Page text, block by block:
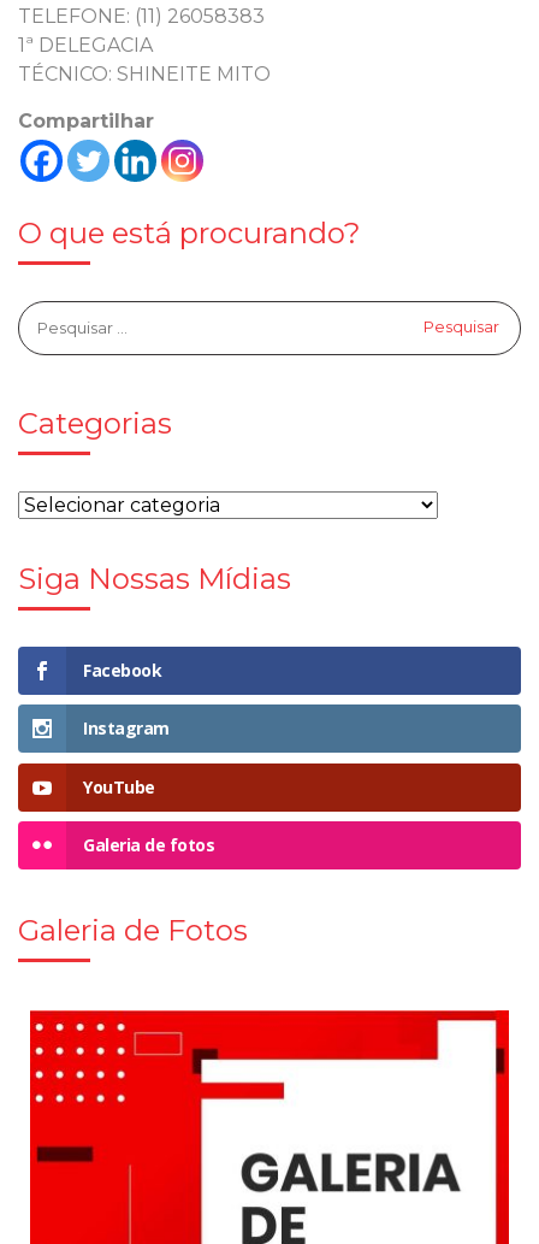
TELEFONE: (11) 26058383
1ª DELEGACIA
TÉCNICO: SHINEITE MITO
Compartilhar
O que está procurando?
Categorias
Siga Nossas Mídias
Facebook
Instagram
YouTube
Galeria de fotos
Galeria de Fotos